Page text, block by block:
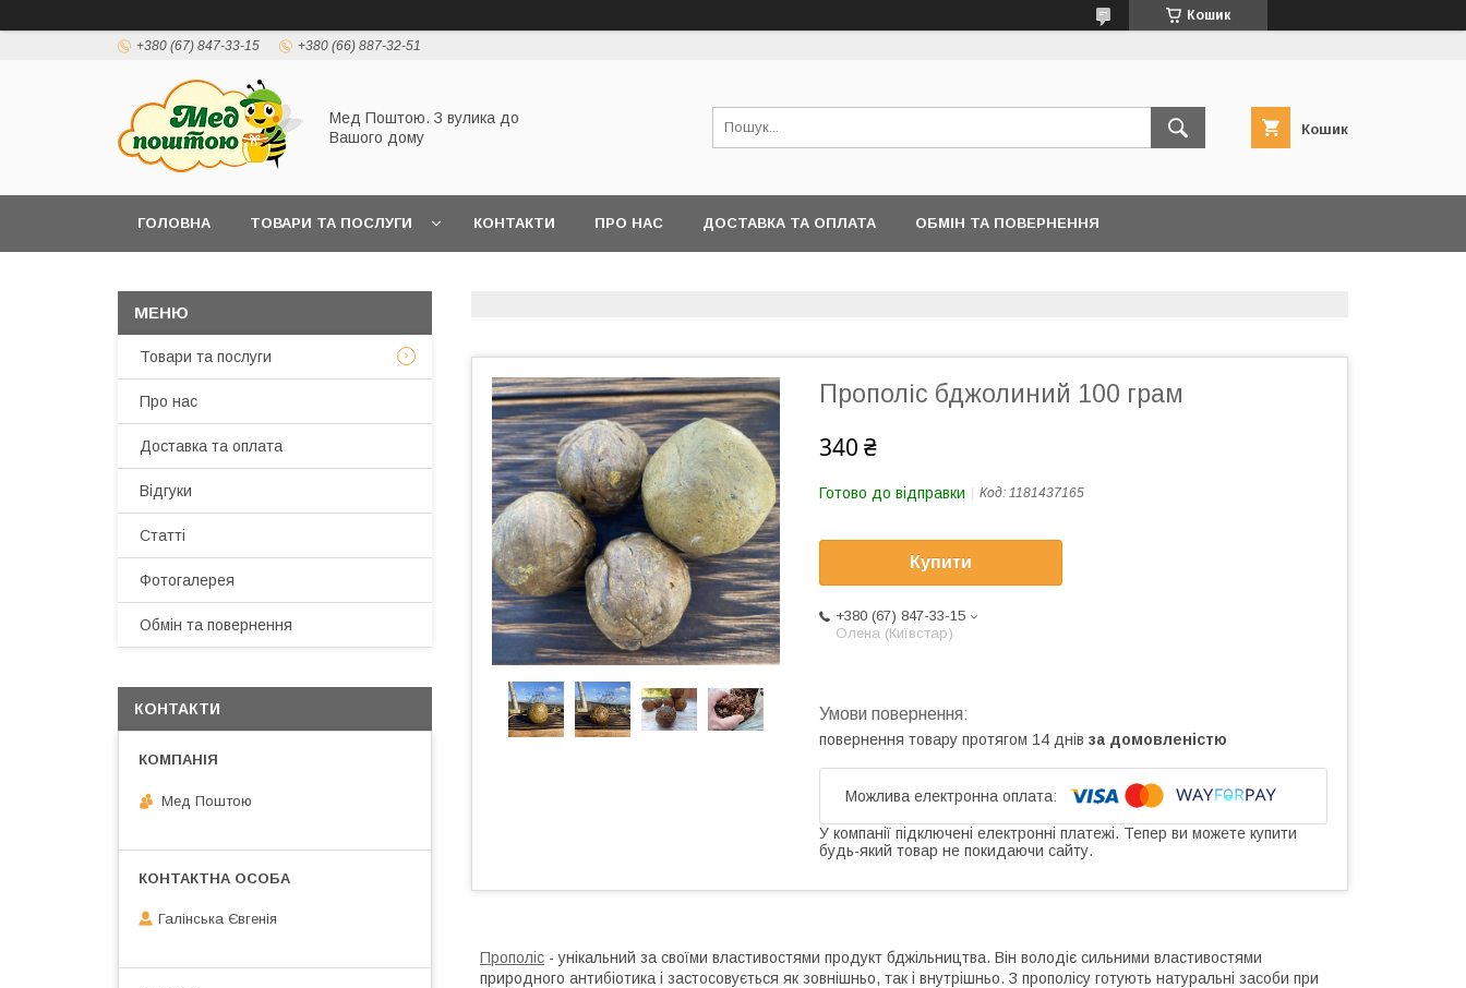
Кошик
+380 (67) 847-33-15 +380 (66) 887-32-51
Мед Поштою. З вулика до
Вашого дому
Кошик
ГОЛОВНА ТОВАРИ ТА ПОСЛУГИ КОНТАКТИ ПРО НАС ДОСТАВКА ТА ОПЛАТА ОБМІН ТА ПОВЕРНЕННЯ
Прополіс бджолиний 100 грам
340 ₴
Готово до відправки Код: 1181437165
Купити
+380 (67) 847-33-15
Олена (Київстар)
повернення товару протягом 14 днів за домовленістю
У компанії підключені електронні платежі. Тепер ви можете купити
будь-який товар не покидаючи сайту.
Прополіс - унікальний за своїми властивостями продукт бджільництва. Він володіє сильними властивостями
природного антибіотика і застосовується як зовнішньо, так і внутрішньо. З прополісу готують натуральні засоби при
Товари та послуги
Про нас
Доставка та оплата
Відгуки
Статті
Фотогалерея
Обмін та повернення
КОНТАКТИ
Мед Поштою
Галінська Євгенія